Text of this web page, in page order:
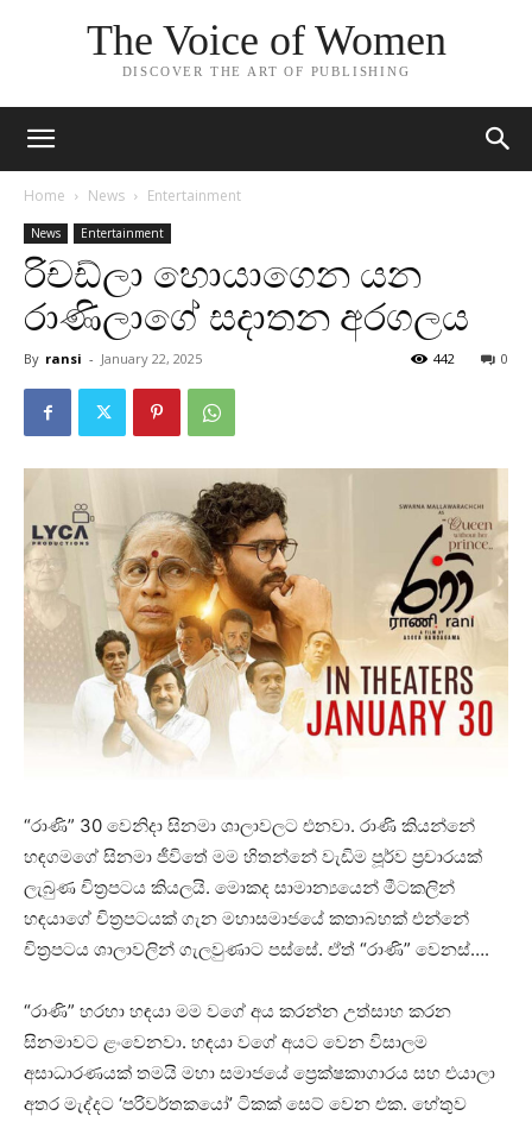
The Voice of Women
DISCOVER THE ART OF PUBLISHING
Home News Entertainment
News Entertainment
රිචඩ්ලා හොයාගෙන යන
රාණිලාගේ සදාතන අරගලය
By ransi - January 22, 2025 0
442
“රාණි” 30 වෙනිදා සිනමා ශාලාවලට එනවා. රාණි කියන්නේ
හඳගමගේ සිනමා ජීවිතේ මම හිතන්නේ වැඩිම පූර්ව ප්‍රචාරයක්
ලැබුණ චිත්‍රපටය කියලයි. මොකද සාමාන්‍යයෙන් මීටකලින්
හඳයාගේ චිත්‍රපටයක් ගැන මහාසමාජයේ කතාබහක් එන්නේ
චිත්‍රපටය ශාලාවලින් ගැලවුණාට පස්සේ. ඒත් “රාණි” වෙනස්….
“රාණි” හරහා හඳයා මම වගේ අය කරන්න උත්සාහ කරන
සිනමාවට ළංවෙනවා. හඳයා වගේ අයට වෙන විසාලම
අසාධාරණයක් තමයි මහා සමාජයේ ප්‍රෙක්ෂකාගාරය සහ එයාලා
අතර මැද්දට ‘පරිවර්තකයෝ’ ටිකක් සෙට් වෙන එක. හේතුව